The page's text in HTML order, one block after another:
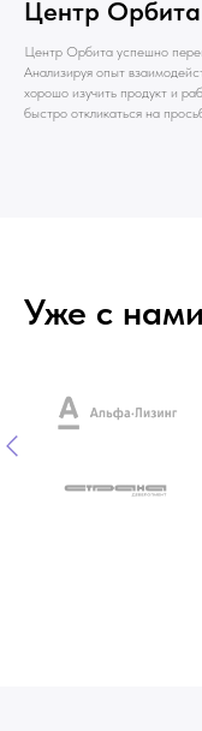
Центр Орбита
Центр Орбита успешно
Анализируя опыт
хорошо изучить продукт и
быстро откликаться на
Уже с нами